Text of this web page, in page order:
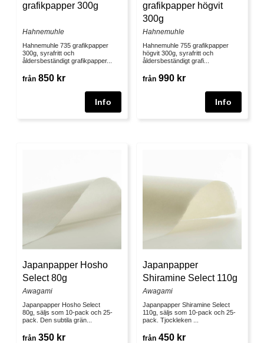
grafikpapper 300g
Hahnemuhle
Hahnemuhle 735 grafikpapper
300g, syrafritt och
åldersbeständigt grafikpapper...
från 850 kr
grafikpapper högvit
300g
Hahnemuhle
Hahnemuhle 755 grafikpapper
högvit 300g, syrafritt och
åldersbeständigt grafi...
från 990 kr
Japanpapper Hosho
Select 80g
Awagami
Japanpapper Hosho Select
80g, säljs som 10-pack och 25-
pack. Den subtila grän...
från 350 kr
Japanpapper
Shiramine Select 110g
Awagami
Japanpapper Shiramine Select
110g, säljs som 10-pack och 25-
pack. Tjockleken ...
från 450 kr